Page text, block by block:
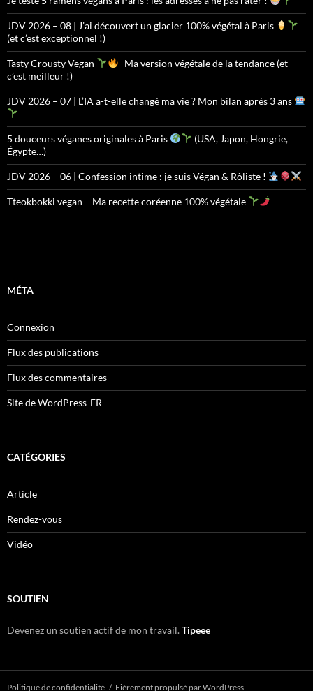
JDV 2026 – 08 | J’ai découvert un glacier 100% végétal à Paris
(et c’est exceptionnel !)
Tasty Crousty Vegan
- Ma version végétale de la tendance (et
c’est meilleur !)
JDV 2026 – 07 | L’IA a-t-elle changé ma vie ? Mon bilan après 3 ans
5 douceurs véganes originales à Paris
(USA, Japon, Hongrie,
Égypte…)
JDV 2026 – 06 | Confession intime : je suis Végan & Rôliste !
Tteokbokki vegan – Ma recette coréenne 100% végétale
MÉTA
Connexion
Flux des publications
Flux des commentaires
Site de WordPress-FR
CATÉGORIES
Article
Rendez-vous
Vidéo
SOUTIEN
Devenez un soutien actif de mon travail.Tipeee
Politique de confidentialité Fièrement propulsé par WordPress